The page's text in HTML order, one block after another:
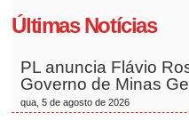
Últimas Notícias
PL anuncia Flávio
Governo de Minas
qua, 5 de agosto de 2026